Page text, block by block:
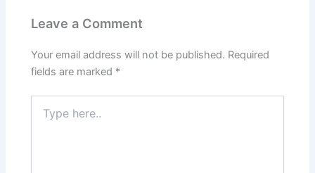
Leave a Comment
Your email address will not be published. Required
fields are marked *
here..